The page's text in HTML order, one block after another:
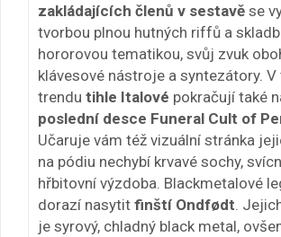
zakládajících členů v sestavě se
tvorbou plnou hutných riffů a
hororovou tematikou, svůj zvuk
klávesové nástroje a syntezátory.
trendu tihle Italové pokračují také
poslední desce Funeral Cult of
Učaruje vám též vizuální stránka
na pódiu nechybí krvavé sochy,
hřbitovní výzdoba. Blackmetalové
dorazí nasytit finští Ondfødt .
je syrový, chladný black metal,